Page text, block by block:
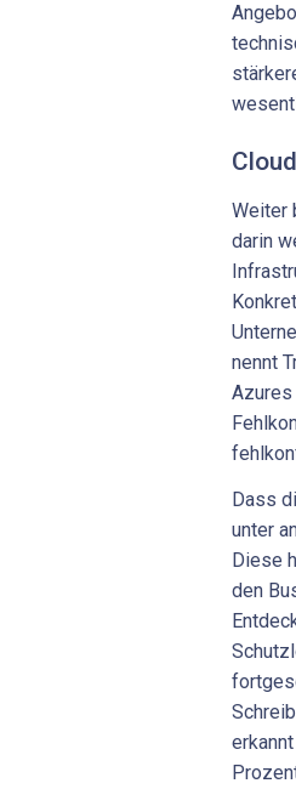
Weiter
darin
nennt
Azures
Dass
unter
Diese
den